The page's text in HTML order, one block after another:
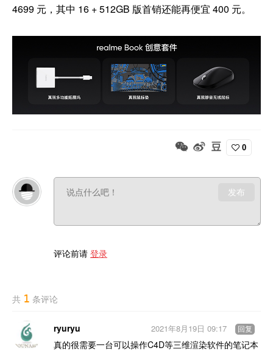
4699 元，其中 16 + 512GB 版首销还能再便宜 400 元。
0
发布
评论前请 登录
共 1 条评论
ryuryu
真的很需要一台可以操作C4D等三维渲染软件的笔记本
2021年8月19日 09:17 回复